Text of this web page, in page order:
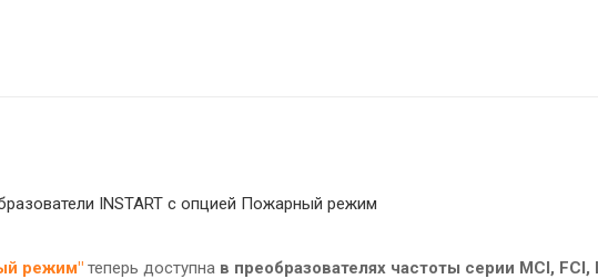
INSTART c опцией Пожарный режим
режим" теперь доступна в преобразователях частоты серии MCI, FCI,